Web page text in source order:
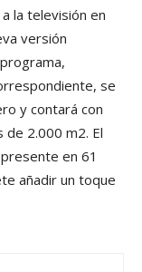
la televisión en
versión
se
y contará con
de 2.000 m2. El
en 61
añadir un toque